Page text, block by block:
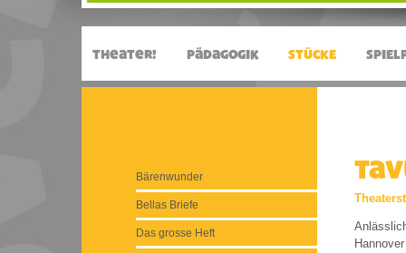
Bärenwunder
Bellas Briefe
Das grosse Heft